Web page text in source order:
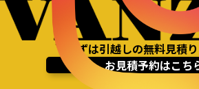
＼まずは引越しの無料見積
お見積予約はこち